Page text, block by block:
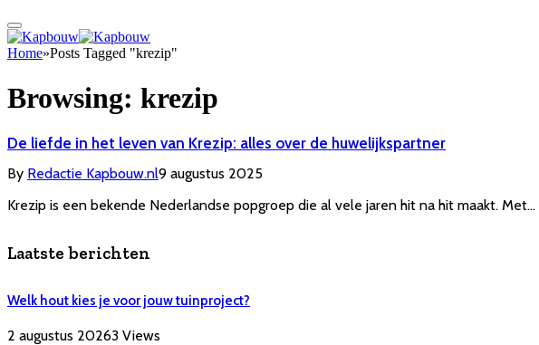
Home»Posts Tagged "krezip"
Browsing: krezip
De liefde in het leven van Krezip: alles over de huwelijkspartner
By Redactie Kapbouw.nl9 augustus 2025
Krezip is een bekende Nederlandse popgroep die al vele jaren hit na hit maakt. Met…
Laatste berichten
Welk hout kies je voor jouw tuinproject?
2 augustus 20263 Views